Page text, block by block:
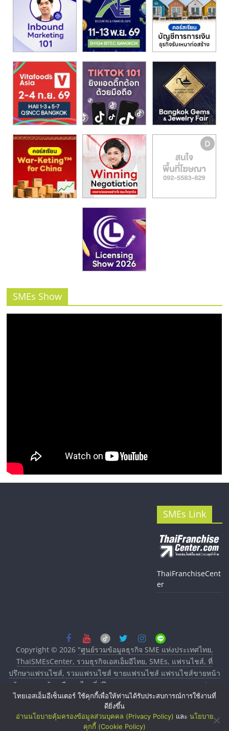
SMEs Show
SMEs Link
ThaiFranchiseCent
er
Copyright © 2026 "ศูนย์รวมข้อมูลธุรกิจ SME แห่งประเทศไทย,
ThaiSMEsCenter, รวมธุรกิจเอสเอ็มอีไทย, SMEs, แฟรนไชส์, ที่
ปรึกษาแฟรนไชส์, รวมแฟรนไชส์ ขายแฟรนไชส์ แฟรนไชส์ขายหน้า
บ้าน ลงทุนน้อย คืนทุนไว, ที่ปรึกษาการลงทุนและขยายสาขาแฟรน
ไชส์, ศูนย์รวมแฟรนไชส์ พร้อมทำเลสำหรับเปิดร้าน ปรึกษาฟรี,
บริการพัฒนาระบบแฟรนไชส์"
ไทยเอสเอ็มอีเซ็นเตอร์ ใช้คุกกี้เพื่อให้ท่านได้รับประสบการณ์การใช้งานที่
ดียิ่งขึ้น
อ่านนโยบายคุ้มครองข้อมูลส่วนบุคคล (Privacy Policy) และ นโยบาย
คุกกี้ (Cookie Policy)